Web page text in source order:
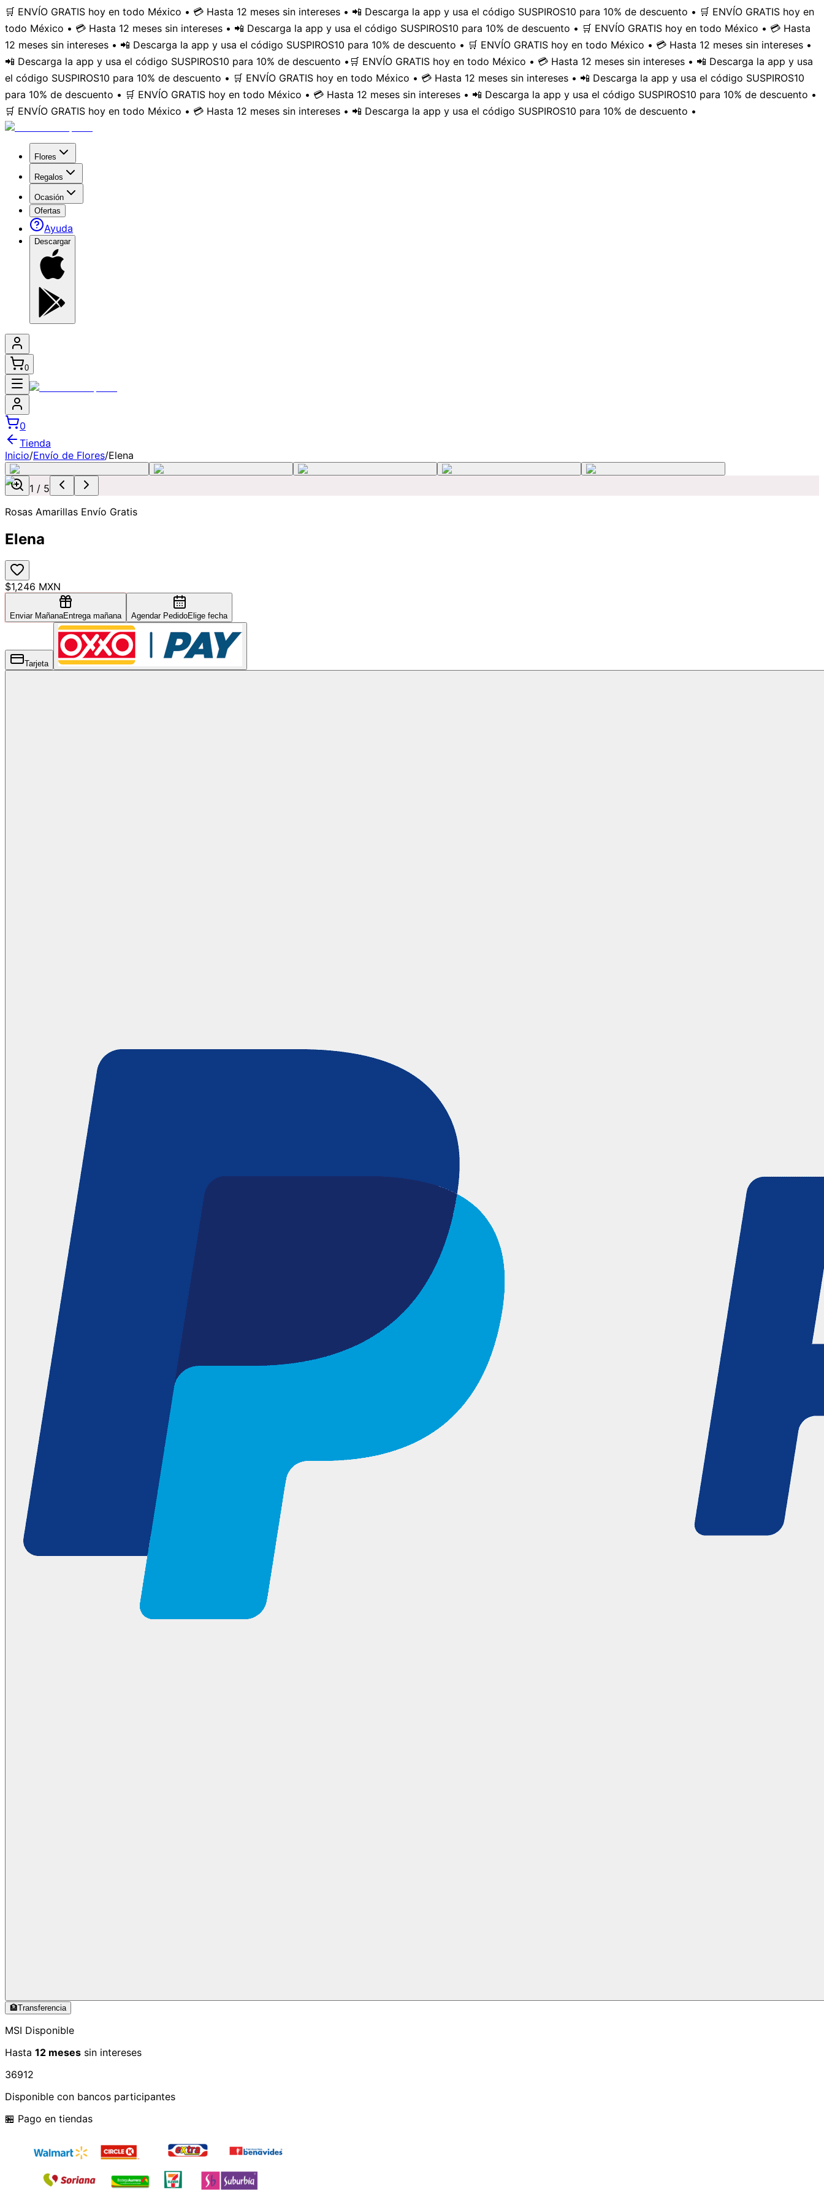
🛒 ENVÍO GRATIS hoy en todo México • 💳 Hasta 12 meses sin intereses • 📲 Descarga la app y usa el código SUSPIROS10 para 10% de descuento • 🛒 ENVÍO GRATIS hoy en
todo México • 💳 Hasta 12 meses sin intereses • 📲 Descarga la app y usa el código SUSPIROS10 para 10% de descuento • 🛒 ENVÍO GRATIS hoy en todo México • 💳 Hasta
12 meses sin intereses • 📲 Descarga la app y usa el código SUSPIROS10 para 10% de descuento • 🛒 ENVÍO GRATIS hoy en todo México • 💳 Hasta 12 meses sin intereses •
📲 Descarga la app y usa el código SUSPIROS10 para 10% de descuento • 🛒 ENVÍO GRATIS hoy en todo México • 💳 Hasta 12 meses sin intereses • 📲 Descarga la app y usa
el código SUSPIROS10 para 10% de descuento • 🛒 ENVÍO GRATIS hoy en todo México • 💳 Hasta 12 meses sin intereses • 📲 Descarga la app y usa el código SUSPIROS10
para 10% de descuento • 🛒 ENVÍO GRATIS hoy en todo México • 💳 Hasta 12 meses sin intereses • 📲 Descarga la app y usa el código SUSPIROS10 para 10% de descuento •
🛒 ENVÍO GRATIS hoy en todo México • 💳 Hasta 12 meses sin intereses • 📲 Descarga la app y usa el código SUSPIROS10 para 10% de descuento •
Flores
Regalos
Ocasión
Ofertas
Ayuda
Descargar
0
0
Tienda
Inicio/Envío de Flores/Elena
1 / 5
Rosas Amarillas Envío Gratis
Elena
$1,246 MXN
Enviar MañanaEntrega mañana Agendar PedidoElige fecha
Tarjeta
🏦Transferencia
MSI Disponible
Hasta 12 meses sin intereses
36912
Disponible con bancos participantes
🏪 Pago en tiendas